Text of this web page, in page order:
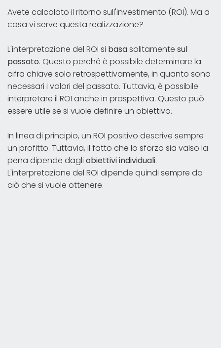
Avete calcolato il ritorno sull'investimento (ROI). Ma a
cosa vi serve questa realizzazione?
L'interpretazione del ROI si basasolitamente sul
passato. Questo perché è possibile determinare la
cifra chiave solo retrospettivamente, in quanto sono
necessari i valori del passato. Tuttavia, è possibile
interpretare il ROI anche in prospettiva. Questo può
essere utile se si vuole definire un obiettivo.
In linea di principio, un ROI positivo descrive sempre
un profitto. Tuttavia, il fatto che lo sforzo sia valso la
pena dipende dagli obiettivi individuali.
L'interpretazione del ROI dipende quindi sempre da
ciò che si vuole ottenere.